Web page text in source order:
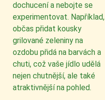
dochucení a nebojte se
experimentovat. Například,
občas přidat kousky
grilované zeleniny na
ozdobu přidá na barvách a
chuti, což vaše jídlo udělá
nejen chutnější, ale také
atraktivnější na pohled.